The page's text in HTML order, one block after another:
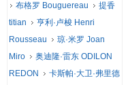
布格罗 Bouguereau
提香
titian
亨利·卢梭 Henri
Rousseau
琼·米罗 Joan
Miro
奥迪隆·雷东 ODILON
REDON
卡斯帕·大卫·弗里德